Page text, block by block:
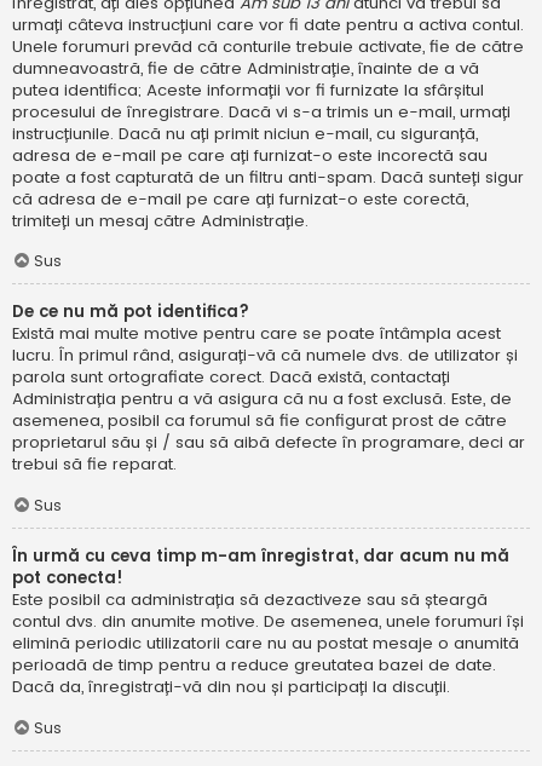
urmați câteva instrucțiuni care vor fi date pentru a activa contul.
Unele forumuri prevăd că conturile trebuie activate, fie de către
dumneavoastră, fie de către Administrație, înainte de a vă
putea identifica; Aceste informații vor fi furnizate la sfârșitul
procesului de înregistrare. Dacă vi s-a trimis un e-mail, urmați
instrucțiunile. Dacă nu ați primit niciun e-mail, cu siguranță,
adresa de e-mail pe care ați furnizat-o este incorectă sau
poate a fost capturată de un filtru anti-spam. Dacă sunteți sigur
că adresa de e-mail pe care ați furnizat-o este corectă,
trimiteți un mesaj către Administrație.
Sus
De ce nu mă pot identifica?
Există mai multe motive pentru care se poate întâmpla acest
lucru. În primul rând, asigurați-vă că numele dvs. de utilizator și
parola sunt ortografiate corect. Dacă există, contactați
Administrația pentru a vă asigura că nu a fost exclusă. Este, de
asemenea, posibil ca forumul să fie configurat prost de către
proprietarul său și / sau să aibă defecte în programare, deci ar
trebui să fie reparat.
Sus
În urmă cu ceva timp m-am înregistrat, dar acum nu mă
pot conecta!
Este posibil ca administrația să dezactiveze sau să șteargă
contul dvs. din anumite motive. De asemenea, unele forumuri își
elimină periodic utilizatorii care nu au postat mesaje o anumită
perioadă de timp pentru a reduce greutatea bazei de date.
Dacă da, înregistrați-vă din nou și participați la discuții.
Sus